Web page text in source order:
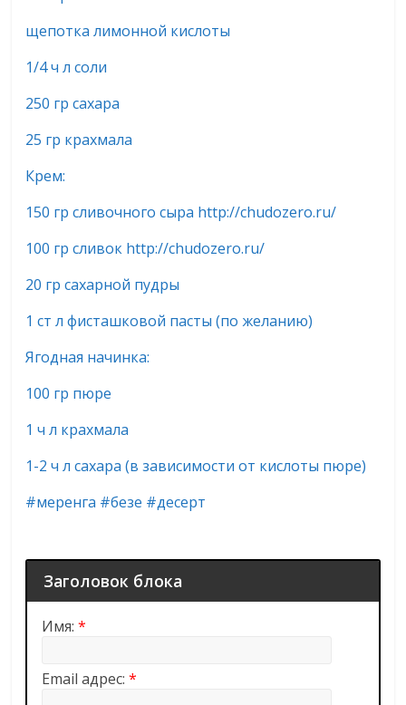
щепотка лимонной кислоты
1/4 ч л соли
250 гр сахара
25 гр крахмала
Крем:
150 гр сливочного сыра http://chudozero.ru/
100 гр сливок http://chudozero.ru/
20 гр сахарной пудры
1 ст л фисташковой пасты (по желанию)
Ягодная начинка:
100 гр пюре
1 ч л крахмала
1-2 ч л сахара (в зависимости от кислоты пюре)
#меренга #безе #десерт
Заголовок блока
Имя:*
Email адрес:*